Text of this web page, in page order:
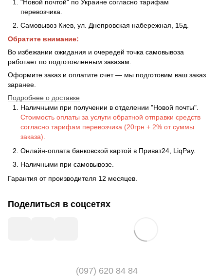
"Новой почтой" по Украине согласно тарифам
перевозчика.
Самовывоз Киев, ул. Днепровская набережная , 15д.
Обратите внимание:
Во избежании ожидания и очередей точка самовывоза
работает по подготовленным заказам.
Оформите заказ и оплатите счет — мы подготовим ваш заказ
заранее.
Подробнее о доставке
Наличными при получении в отделении "Новой почты".
Стоимость оплаты за услуги обратной отправки средств
согласно тарифам перевозчика (20грн + 2% от суммы
заказа).
Онлайн-оплата банковской картой в Приват24, LiqPay.
Наличными при самовывозе.
Гарантия от производителя 12 месяцев.
Поделиться в соцсетях
(097) 620 84 84